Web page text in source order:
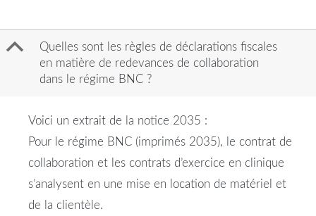
B
Quelles sont les règles de déclarations fiscales
en matière de redevances de collaboration
dans le régime BNC ?
Voici un extrait de la notice 2035 :
Pour le régime BNC (imprimés 2035), le contrat de
collaboration et les contrats d’exercice en clinique
s’analysent en une mise en location de matériel et
de la clientèle.